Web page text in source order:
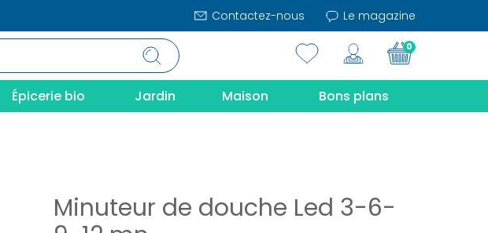
Contactez-nous Le magazine
0
Épicerie bio Jardin Maison Bons plans
Minuteur de douche Led 3-6-